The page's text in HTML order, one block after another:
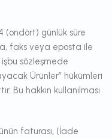
(ondört) günlük süre
faks veya eposta ile
sözleşmede
Ürünler” hükümleri
Bu hakkın kullanılması
faturası, (İade